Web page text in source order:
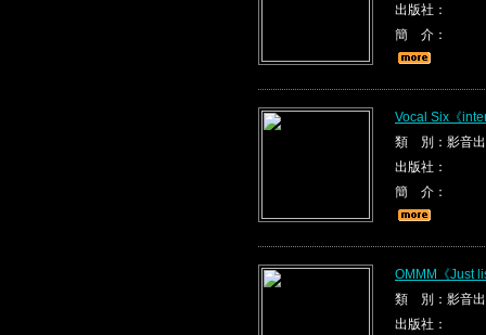
出版社：
簡 介：
Vocal Six《
類 別：影音
出版社：
簡 介：
OMMM《Just
類 別：影音
出版社：